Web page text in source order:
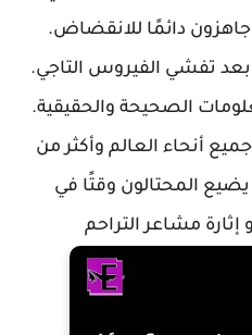
دائمًا للانقضاض.
تفشي الفيروس التاجي.
الصحيحة والحقيقية.
في جميع أنحاء العالم وأكثر من
لم يضيع المحتالون وقتًا في
مشاعر التراحم